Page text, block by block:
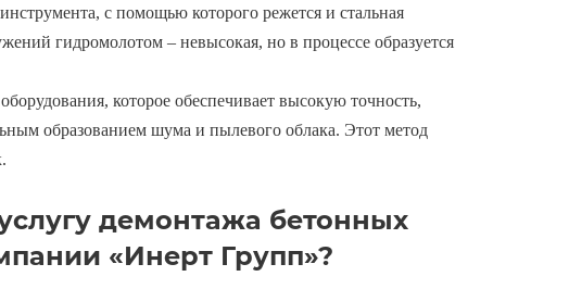
с помощью которого режется и стальная
гидромолотом – невысокая, но в процессе образуется
которое обеспечивает высокую точность,
образованием шума и пылевого облака. Этот метод
демонтажа бетонных
«Инерт Групп»?